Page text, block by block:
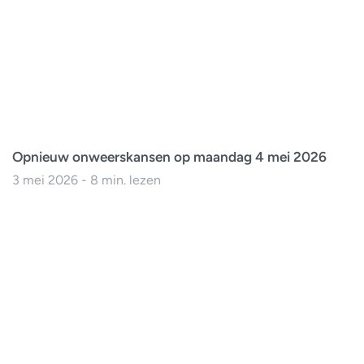
Opnieuw onweerskansen op maandag 4 mei 2026
3 mei 2026 - 8 min. lezen